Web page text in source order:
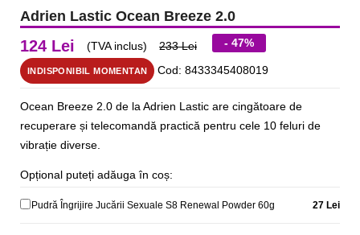
Adrien Lastic Ocean Breeze 2.0
124 Lei (TVA inclus) 233 Lei - 47%
INDISPONIBIL MOMENTAN Cod: 8433345408019
Ocean Breeze 2.0 de la Adrien Lastic are cingătoare de
recuperare și telecomandă practică pentru cele 10 feluri de
vibrație diverse.
Opțional puteți adăuga în coș:
Pudră Îngrijire Jucării Sexuale S8 Renewal Powder 60g 27 Lei